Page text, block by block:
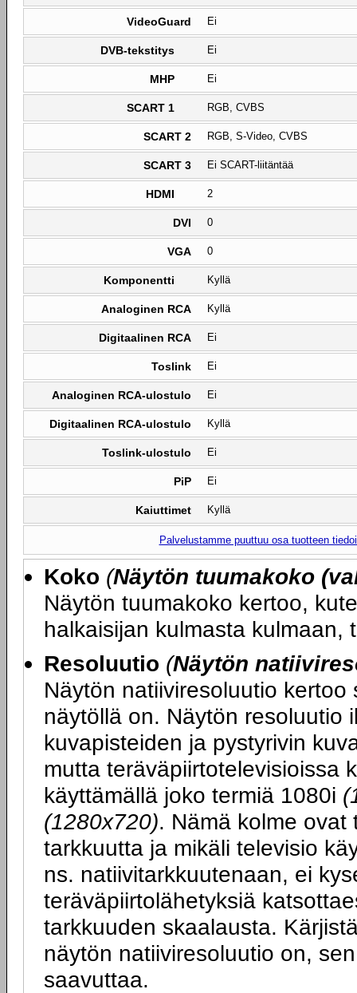
VideoGuard Ei
DVB-tekstitys Ei
MHP Ei
SCART 1 RGB, CVBS
SCART 2 RGB, S-Video, CVBS
SCART 3 Ei SCART-liitäntää
HDMI 2
DVI 0
VGA 0
Komponentti Kyllä
Analoginen RCA Kyllä
Digitaalinen RCA Ei
Toslink Ei
Analoginen RCA-ulostulo Ei
Digitaalinen RCA-ulostulo Kyllä
Toslink-ulostulo Ei
PiP Ei
Kaiuttimet Kyllä
Palvelustamme puuttuu osa tuotteen
Koko (Näytön tuumakoko
Näytön tuumakoko kertoo,
halkaisijan kulmasta kulmaan,
Resoluutio (Näytön
Näytön natiiviresoluutio
näytöllä on. Näytön resoluutio
kuvapisteiden ja pystyrivin
mutta teräväpiirtotelevisioissa
käyttämällä joko termiä 1080i
(1280x720). Nämä kolme ovat
tarkkuutta ja mikäli televisio
ns. natiivitarkkuutenaan, ei
teräväpiirtolähetyksiä
tarkkuuden skaalausta.
näytön natiiviresoluutio on,
saavuttaa.